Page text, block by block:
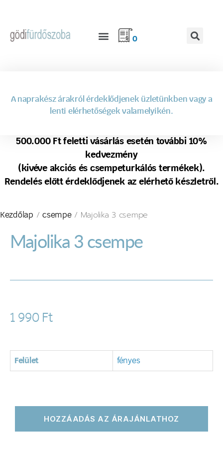
0
A naprakész árakról érdeklődjenek üzletünkben vagy a
lenti elérhetőségek valamelyikén.
500.000 Ft feletti vásárlás esetén további 10%
kedvezmény
(kivéve akciós és csempeturkálós termékek).
Rendelés előtt érdeklődjenek az elérhető készletről.
Kezdőlap /csempe/ Majolika 3 csempe
Majolika 3 csempe
1 990 Ft
Felület fényes
HOZZÁADÁS AZ ÁRAJÁNLATHOZ